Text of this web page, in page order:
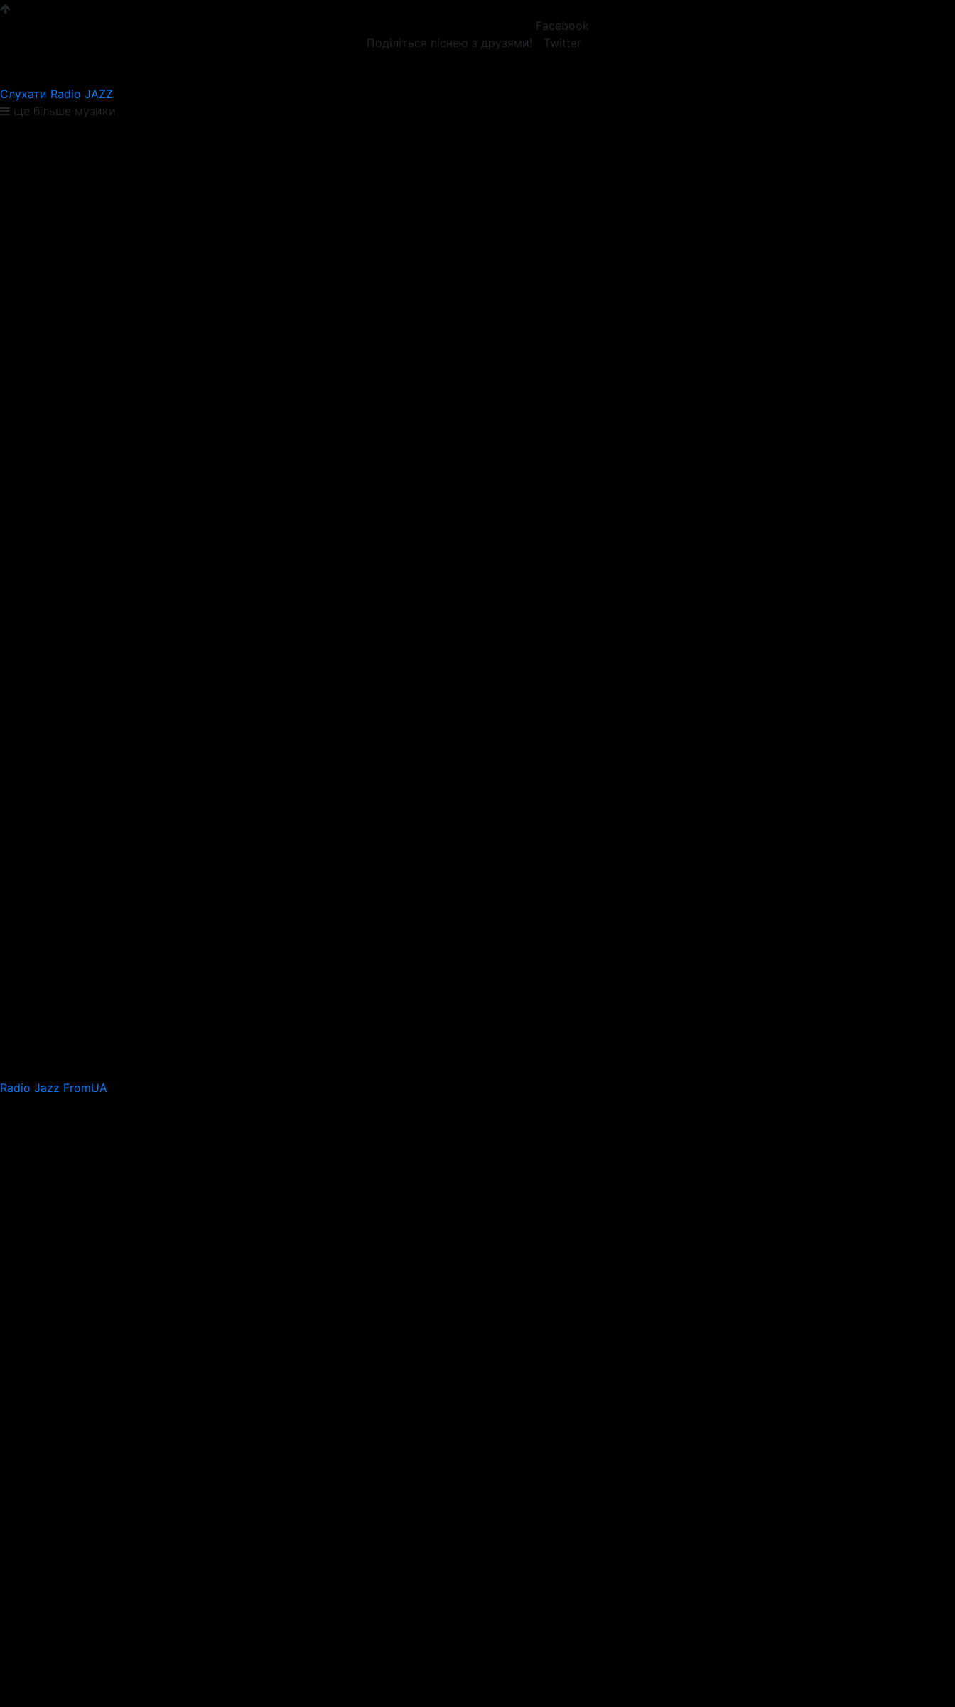
Поділіться піснею з друзями!
Facebook
Twitter
Слухати Radio JAZZ
ще більше музики
Radio Jazz FromUA